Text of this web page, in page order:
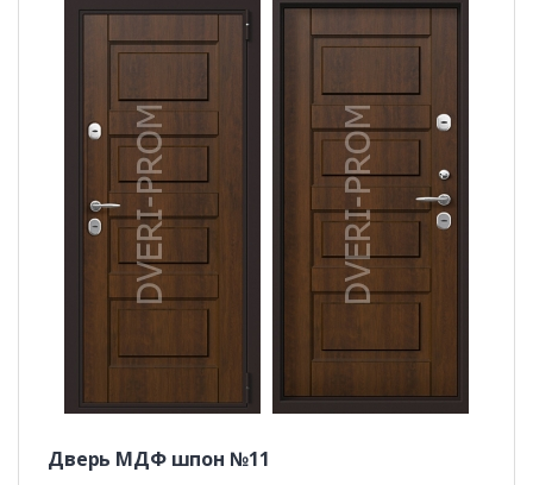
Дверь МДФ шпон №11